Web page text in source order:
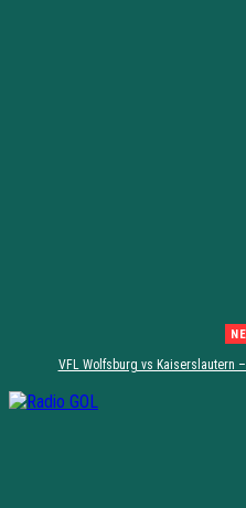
VFL Wolfsburg vs Kaiserslautern